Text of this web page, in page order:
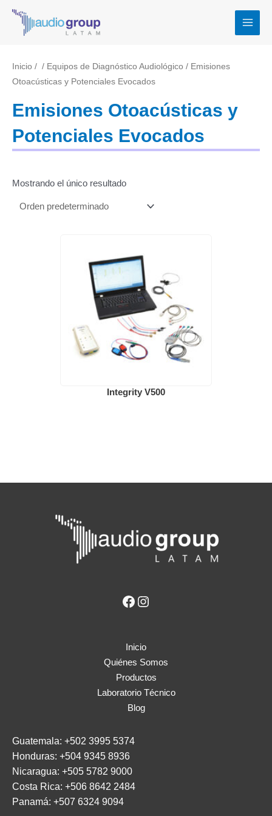
contenido
Inicio / / Equipos de Diagnóstico Audiológico / Emisiones
Otoacústicas y Potenciales Evocados
Emisiones Otoacústicas y
Potenciales Evocados
Mostrando el único resultado
Integrity V500
Inicio
Quiénes Somos
Productos
Laboratorio Técnico
Blog
Guatemala: +502 3995 5374
Honduras: +504 9345 8936
Nicaragua: +505 5782 9000
Costa Rica: +506 8642 2484
Panamá: +507 6324 9094